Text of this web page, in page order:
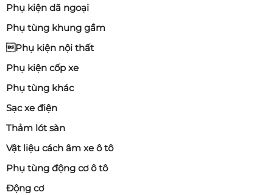
Phụ kiện dã ngoại
Phụ tùng khung gầm
Phụ kiện nội thất
Phụ kiện cốp xe
Phụ tùng khác
Sạc xe điện
Thảm lót sàn
Vật liệu cách âm xe ô tô
Phụ tùng động cơ ô tô
Động cơ